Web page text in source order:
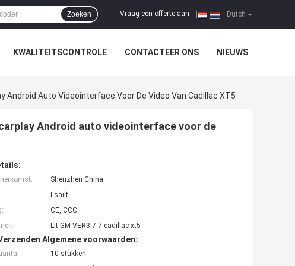
Dutch
Vraag een offerte aan
Zoeken
KWALITEITSCONTROLE CONTACTEER ONS NIEUWS
Android Auto Videointerface Voor De Video Van Cadillac XT5
Android auto videointerface voor de
Shenzhen China
Lsailt
CE, CCC
Llt-GM-VER3.7.7 cadillac xt5
Algemene voorwaarden:
10 stukken